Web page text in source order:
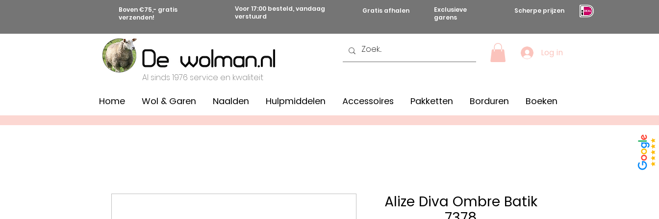
Boven €75,- gratis
verzenden!
Voor 17:00 besteld, vandaag
verstuurd
Gratis afhalen
Exclusieve
garens
Scherpe prijzen
Al sinds 1976 service en kwaliteit
Log in
Home Wol & Garen Naalden Hulpmiddelen Accessoires Pakketten Borduren Boeken
Alize Diva Ombre Batik